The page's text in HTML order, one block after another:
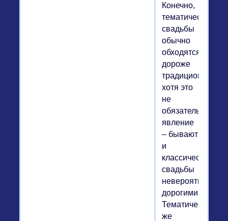
Конечно,
тематические
свадьбы
обычно
обходятся
дороже
традиционных,
хотя это
не
обязательное
явление
– бывают
и
классические
свадьбы
невероятно
дорогими.
Тематическую
же